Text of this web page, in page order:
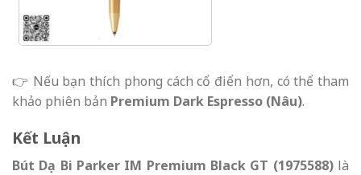
👉 Nếu bạn thích phong cách cổ điển hơn, có thể tham
khảo phiên bản Premium Dark Espresso (Nâu).
Kết Luận
Bút Dạ Bi Parker IM Premium Black GT (1975588)là